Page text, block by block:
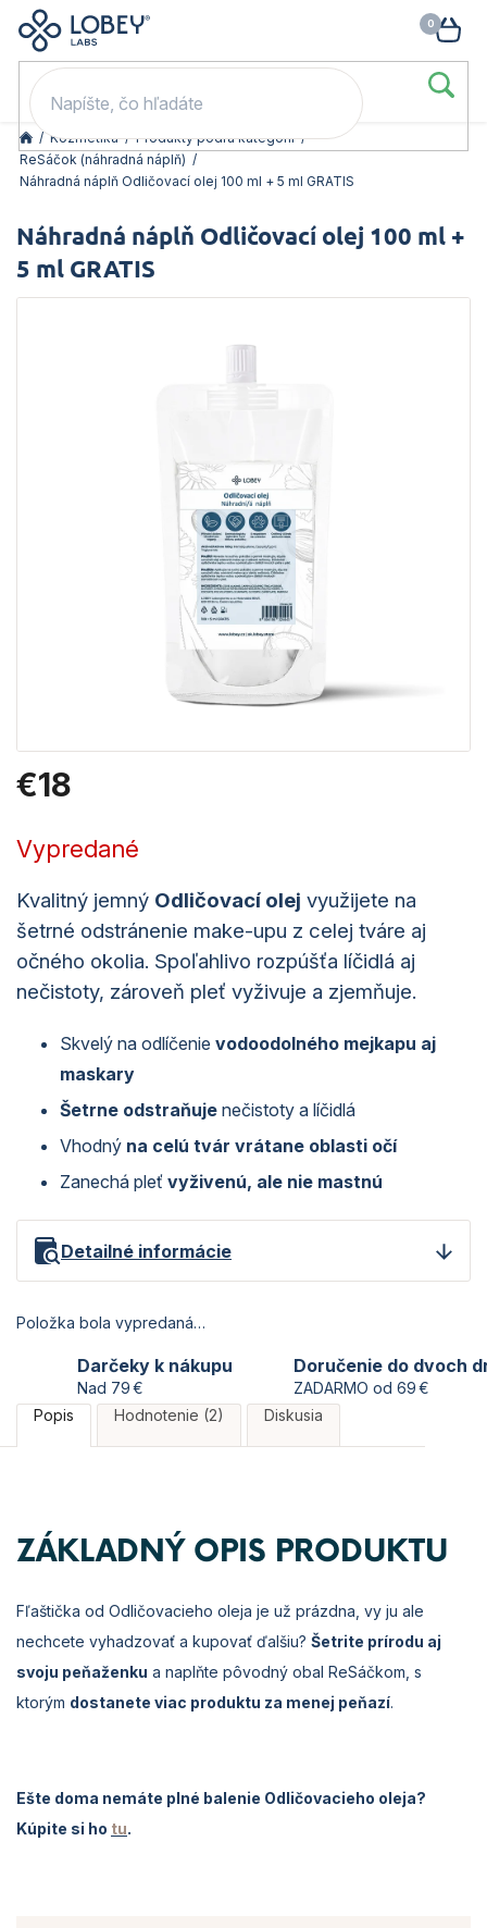
Prejsť
obsah
kódom LOB20 (nad 80 eur). 👉
/ Kozmetika / Produkty podľa kategórií /
ReSáčok (náhradná náplň) /
Náhradná náplň Odličovací olej 100 ml + 5 ml GRATIS
Náhradná náplň Odličovací olej 100 ml +
5 ml GRATIS
€18
cena:
Vypredané
Položka bola vypredaná…
Kvalitný jemný Odličovací olej využijete na
šetrné odstránenie make-upu z celej tváre aj
očného okolia. Spoľahlivo rozpúšťa líčidlá aj
nečistoty, zároveň pleť vyživuje a zjemňuje.
Skvelý na odlíčenie vodoodolného mejkapu aj
maskary
Šetrne odstraňuje nečistoty a líčidlá
Vhodný na celú tvár vrátane oblasti očí
Zanechá pleť vyživenú, ale nie mastnú
Detailné informácie
Darčeky k nákupu
Nad 79 €
Doručenie do dvoch
ZADARMO od 69 €
Popis
Hodnotenie (2) Diskusia
ZÁKLADNÝ OPIS PRODUKTU
Fľaštička od Odličovacieho oleja je už prázdna, vy ju ale
nechcete vyhadzovať a kupovať ďalšiu? Šetrite prírodu aj
svoju peňaženku a naplňte pôvodný obal ReSáčkom, s
ktorým dostanete viac produktu za menej peňazí.
Ešte doma nemáte plné balenie Odličovacieho oleja?
Kúpite si ho tu.